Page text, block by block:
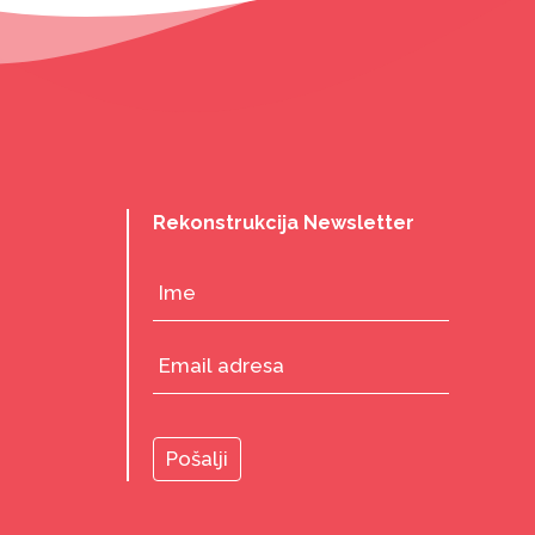
Rekonstrukcija Newsletter